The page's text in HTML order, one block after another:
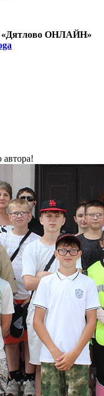
«Дятлово ОНЛАЙН»
автора!